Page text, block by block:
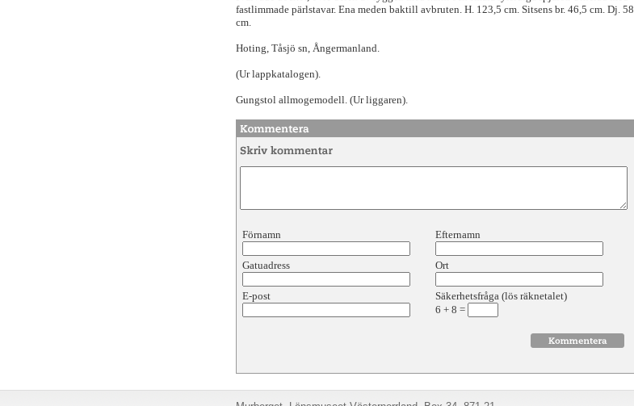
fastlimmade pärlstavar. Ena meden baktill avbruten. H. 123,5 cm. Sitsens br. 46,5 cm. Dj. 58
cm.
Hoting, Tåsjö sn, Ångermanland.
(Ur lappkatalogen).
Gungstol allmogemodell. (Ur liggaren).
Förnamn Efternamn
Gatuadress Ort
E-post
Säkerhetsfråga (lös räknetalet)
6 + 8 =